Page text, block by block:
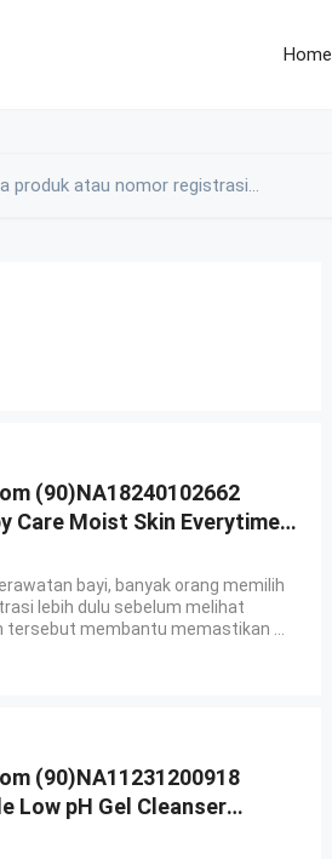
Home
(90)NA18240102662
Care Moist Skin Everytime
bayi, banyak orang memilih
lebih dulu sebelum melihat
tersebut membantu memastikan ...
(90)NA11231200918
Low pH Gel Cleanser